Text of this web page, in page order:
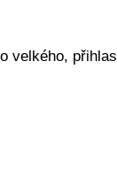
velkého, přihlas